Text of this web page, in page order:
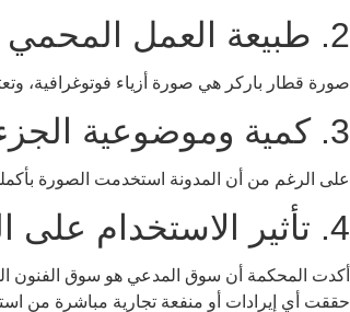
2. طبيعة العمل المحمي بحقوق الطبع والنشر
صورة قطار باركر هي صورة أزياء فوتوغرافية،
3. كمية وموضوعية الجزء المستخدم
على الرغم من أن المدونة استخدمت الصورة بأكملها (100٪)، رأت المحكمة أن الصورة ‘غير جوهرية’ في سياق مقال المدونة. وهذا استنتاج مؤيد
4. تأثير الاستخدام على السوق المحمي
أكدت المحكمة أن سوق المدعي هو سوق الفنون
حققت أي إيرادات أو منفعة تجارية مباشرة من